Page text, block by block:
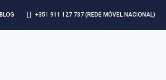
BLOG +351 911 127 737 (REDE MÓVEL NACIONAL)